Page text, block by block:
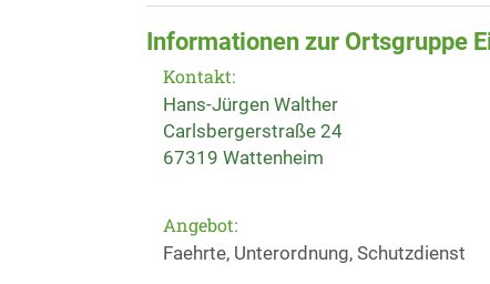
Informationen zur Ortsgruppe
Kontakt:
Hans-Jürgen Walther
Carlsbergerstraße 24
67319 Wattenheim
Angebot:
Faehrte, Unterordnung, Schutzdienst